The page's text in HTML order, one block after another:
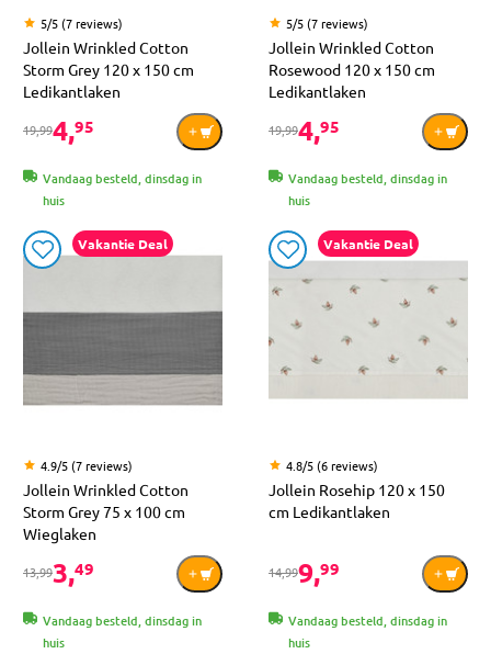
5/5 (7 reviews)
Jollein Wrinkled Cotton
Storm Grey 120 x 150 cm
Ledikantlaken
19,994,95
Vandaag besteld, dinsdag in
huis
5/5 (7 reviews)
Jollein Wrinkled Cotton
Rosewood 120 x 150 cm
Ledikantlaken
19,994,95
Vandaag besteld, dinsdag in
huis
Vakantie Deal
4.9/5 (7 reviews)
Jollein Wrinkled Cotton
Storm Grey 75 x 100 cm
Wieglaken
13,993,49
Vandaag besteld, dinsdag in
huis
Vakantie Deal
4.8/5 (6 reviews)
Jollein Rosehip 120 x 150
cm Ledikantlaken
14,999,99
Vandaag besteld, dinsdag in
huis